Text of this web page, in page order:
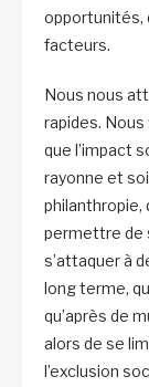
opportunités,
facteurs.
Nous nous
rapides.
que l’impact
rayonne et
permettre de
s’attaquer à
long terme,
qu’après de
alors de se
l’exclusion